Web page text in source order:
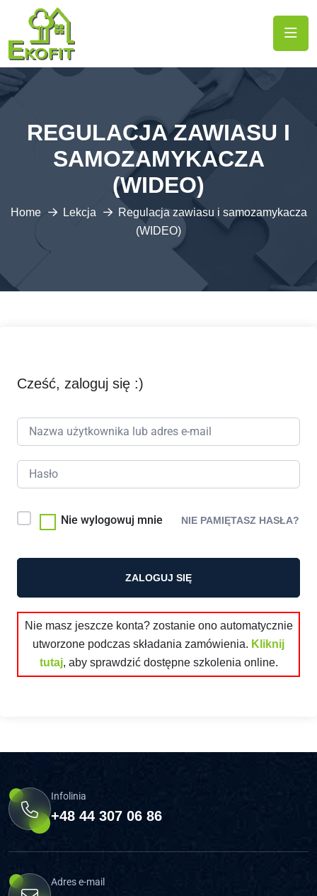
REGULACJA ZAWIASU I
SAMOZAMYKACZA
(WIDEO)
Home Lekcja
Regulacja zawiasu i samozamykacza
(WIDEO)
Cześć, zaloguj się :)
Nie wylogowuj mnie NIE PAMIĘTASZ HASŁA?
ZALOGUJ SIĘ
Nie masz jeszcze konta? zostanie ono automatycznie
utworzone podczas składania zamówienia. Kliknij
tutaj, aby sprawdzić dostępne szkolenia online.
Infolinia
+48 44 307 06 86
Adres e-mail